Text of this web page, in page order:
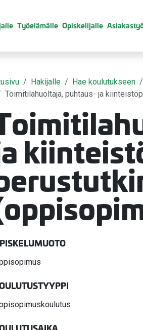
Työelämälle Opiskelijalle
Hakijalle Hae koulutukseen
Toimitilahuoltaja, puhtaus- ja